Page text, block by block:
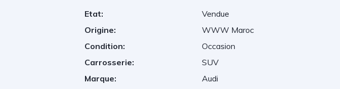
Etat:
Vendue
Origine:
WWW Maroc
Condition:
Occasion
Carrosserie:
SUV
Marque:
Audi